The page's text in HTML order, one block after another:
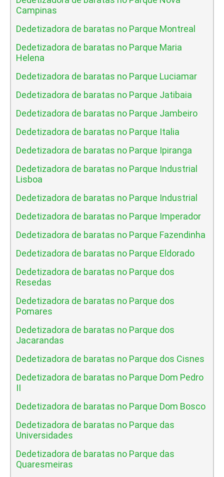
Campinas
Dedetizadora de baratas no Parque Montreal
Dedetizadora de baratas no Parque Maria
Helena
Dedetizadora de baratas no Parque Luciamar
Dedetizadora de baratas no Parque Jatibaia
Dedetizadora de baratas no Parque Jambeiro
Dedetizadora de baratas no Parque Italia
Dedetizadora de baratas no Parque Ipiranga
Dedetizadora de baratas no Parque Industrial
Lisboa
Dedetizadora de baratas no Parque Industrial
Dedetizadora de baratas no Parque Imperador
Dedetizadora de baratas no Parque Fazendinha
Dedetizadora de baratas no Parque Eldorado
Dedetizadora de baratas no Parque dos
Resedas
Dedetizadora de baratas no Parque dos
Pomares
Dedetizadora de baratas no Parque dos
Jacarandas
Dedetizadora de baratas no Parque dos Cisnes
Dedetizadora de baratas no Parque Dom Pedro
II
Dedetizadora de baratas no Parque Dom Bosco
Dedetizadora de baratas no Parque das
Universidades
Dedetizadora de baratas no Parque das
Quaresmeiras